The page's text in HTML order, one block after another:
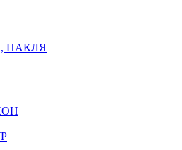
ПАКЛЯ